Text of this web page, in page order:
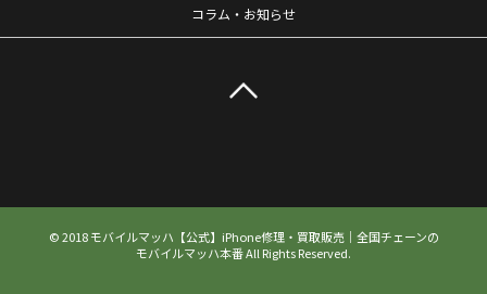
コラム・お知らせ
© 2018 モバイルマッハ【公式】iPhone修理・買取販売｜全国チェーンの
モバイルマッハ本番 All Rights Reserved.